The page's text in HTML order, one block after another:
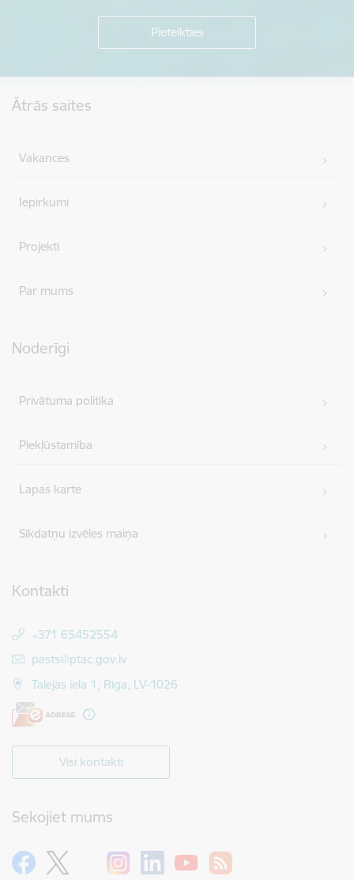
Ātrās saites
Vakances
Iepirkumi
Projekti
Par mums
Noderīgi
Privātuma politika
Piekļūstamība
Lapas karte
Sīkdatņu izvēles maiņa
Kontakti
+371 65452554
E-pasts:
pasts@ptac.gov.lv
Talejas iela 1, Rīga, LV-1026
Visi kontakti
Sekojiet mums